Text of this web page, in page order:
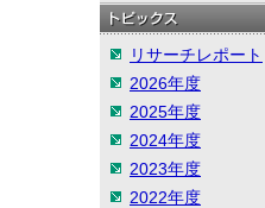
リサーチレポート
2026年度
2025年度
2024年度
2023年度
2022年度